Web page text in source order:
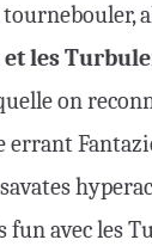
tournebouler,
les
on
errant
fun avec les